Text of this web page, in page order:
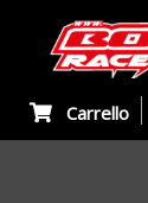
Carrello